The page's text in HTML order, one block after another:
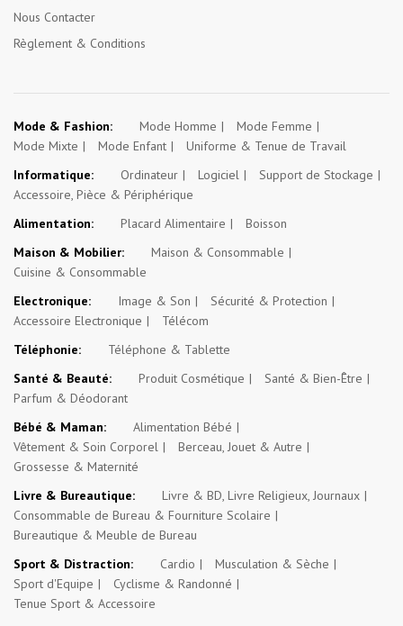
Nous Contacter
Règlement & Conditions
Mode & Fashion: Mode Homme
Mode Femme
Mode Mixte
Mode Enfant
Uniforme & Tenue de Travail
Informatique:
Ordinateur Logiciel
Support de Stockage
Accessoire, Pièce & Périphérique
Alimentation:
Placard Alimentaire
Boisson
Maison & Mobilier:
Maison & Consommable
Cuisine & Consommable
Electronique:
Image & Son
Sécurité & Protection
Accessoire Electronique
Télécom
Téléphonie:
Téléphone & Tablette
Santé & Beauté:
Produit Cosmétique
Santé & Bien-Être
Parfum & Déodorant
Bébé & Maman:
Alimentation Bébé
Vêtement & Soin Corporel
Berceau, Jouet & Autre
Grossesse & Maternité
Livre & Bureautique:
Livre & BD, Livre Religieux, Journaux
Consommable de Bureau & Fourniture Scolaire
Bureautique & Meuble de Bureau
Sport & Distraction:
Cardio
Musculation & Sèche
Sport d'Equipe
Cyclisme & Randonné
Tenue Sport & Accessoire